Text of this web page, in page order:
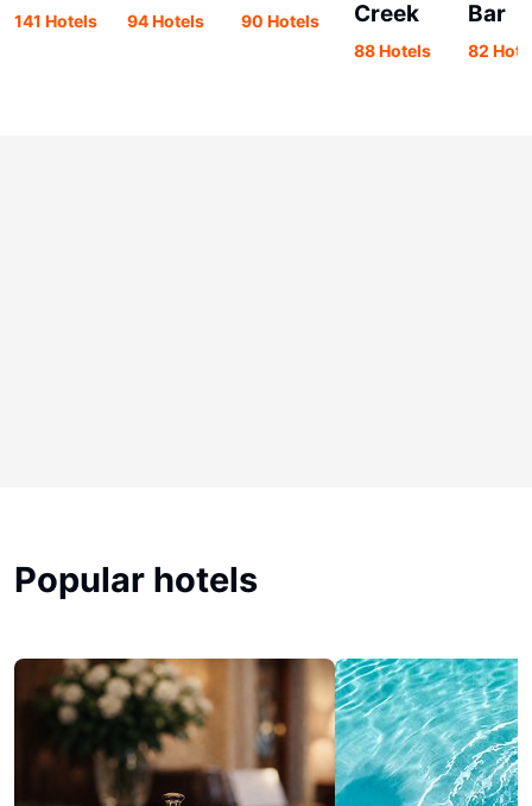
141 Hotels 94 Hotels 90 Hotels
Creek
88 Hotels
Bar
82
Popular hotels